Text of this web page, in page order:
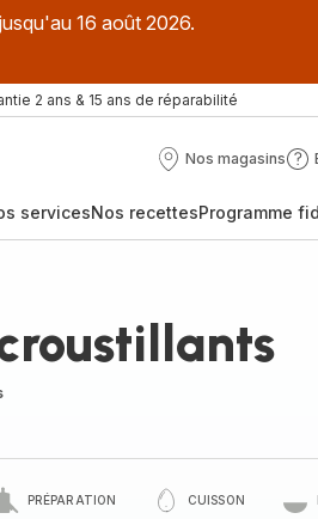
16 août 2026.
2 ans & 15 ans de réparabilité
Nos magasins
Nos
?
servicesNos recettesProgramme
PRÉPARATION CUISSON